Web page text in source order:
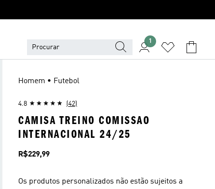
1
Homem • Futebol
4.8 (42)
CAMISA TREINO COMISSAO
INTERNACIONAL 24/25
Preço
R$229,99
Os produtos personalizados não estão sujeitos a